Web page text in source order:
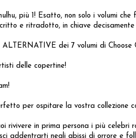
più 1! Esatto, non solo i volumi
e ritradotto, in chiave
dei 7 volumi di Choose
delle copertine!
per ospitare la vostra collezione
rivivere in prima persona i più
addentrarti negli abissi di orrore e